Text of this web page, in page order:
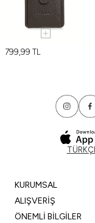
799,99 TL
KURUMSAL
ALIŞVERİŞ
ÖNEMLİ BİLGİLER